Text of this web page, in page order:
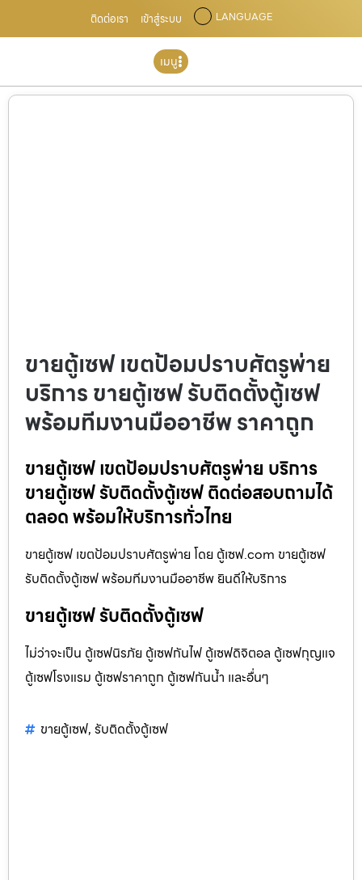
ติดต่อเรา เข้าสู่ระบบ LANGUAGE
เมนู
ขายตู้เซฟ เขตป้อมปราบศัตรูพ่าย
บริการ ขายตู้เซฟ รับติดตั้งตู้เซฟ
พร้อมทีมงานมืออาชีพ ราคาถูก
ขายตู้เซฟ เขตป้อมปราบศัตรูพ่าย บริการ
ขายตู้เซฟ รับติดตั้งตู้เซฟ ติดต่อสอบถามได้
ตลอด พร้อมให้บริการทั่วไทย
ขายตู้เซฟ เขตป้อมปราบศัตรูพ่าย โดย ตู้เซฟ.com ขายตู้เซฟ
รับติดตั้งตู้เซฟ พร้อมทีมงานมืออาชีพ ยินดีให้บริการ
ขายตู้เซฟ รับติดตั้งตู้เซฟ
ไม่ว่าจะเป็น ตู้เซฟนิรภัย ตู้เซฟกันไฟ ตู้เซฟดิจิตอล ตู้เซฟกุญแจ
ตู้เซฟโรงแรม ตู้เซฟราคาถูก ตู้เซฟกันน้ำ และอื่นๆ
ขายตู้เซฟ, รับติดตั้งตู้เซฟ